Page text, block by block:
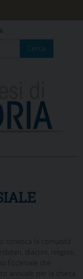
Cerca
convoca la comunità
diaconi, religiosi,
Ecclesiale che
annuale per la chiesa